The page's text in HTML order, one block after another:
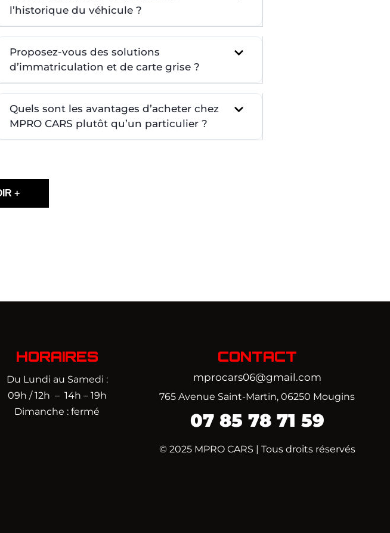
l’historique du véhicule ?
Proposez-vous des solutions
d’immatriculation et de carte grise ?
Quels sont les avantages d’acheter chez
MPRO CARS plutôt qu’un particulier ?
+
HORAIRES
Du Lundi au Samedi :
09h / 12h – 14h – 19h
Dimanche : fermé
CONTACT
mprocars06@gmail.com
765 Avenue Saint-Martin, 06250 Mougins
0785 78 71 59‬
© 2025 MPRO CARS | Tous droits réservés